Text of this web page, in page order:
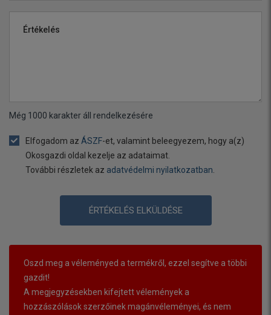
Értékelés
Még 1000 karakter áll rendelkezésére
Elfogadom az ÁSZF-et, valamint beleegyezem, hogy a(z)
Okosgazdi oldal kezelje az adataimat.
További részletek az adatvédelmi nyilatkozatban
ÉRTÉKELÉS ELKÜLDÉSE
Oszd meg a véleményed a termékről, ezzel segítve a többi
gazdit!
A megjegyzésekben kifejtett vélemények a
hozzászólások szerzőinek magánvéleményei, és nem